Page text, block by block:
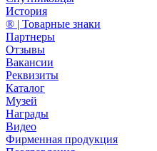
История
® | Товарные знаки
Партнеры
Отзывы
Вакансии
Реквизиты
Каталог
Музей
Награды
Видео
Фирменная продукция